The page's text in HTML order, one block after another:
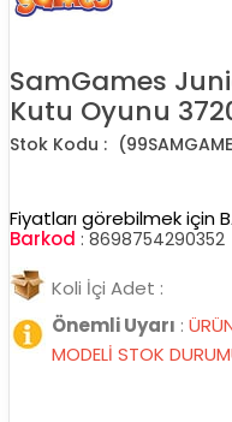
SamGames
Kutu Oyunu
Fiyatları görebilmek için
Barkod : 8698754290352
Koli İçi Adet :
Önemli Uyarı :
MODELİ STOK